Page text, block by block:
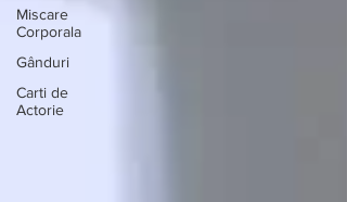
Miscare
Corporala
Gânduri
Carti de
Actorie